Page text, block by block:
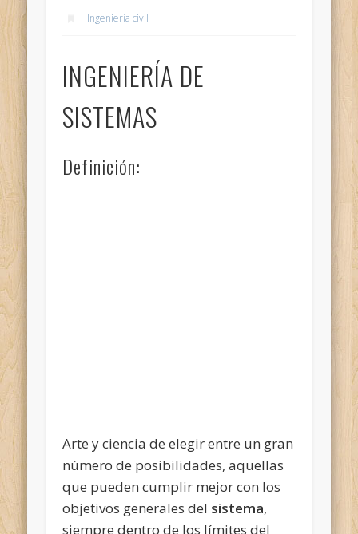
Ingeniería civil
INGENIERÍA DE
SISTEMAS
Definición:
Arte y ciencia de elegir entre un gran
número de posibilidades, aquellas
que pueden cumplir mejor con los
objetivos generales del sistema,
siempre dentro de los límites del